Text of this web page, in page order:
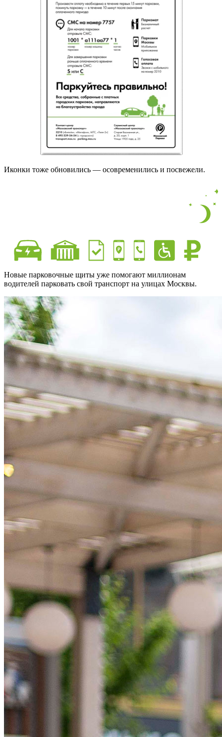
Иконки тоже обновились — осовременились и посвежели.
Новые парковочные щиты уже помогают миллионам
водителей парковать свой транспорт на улицах Москвы.